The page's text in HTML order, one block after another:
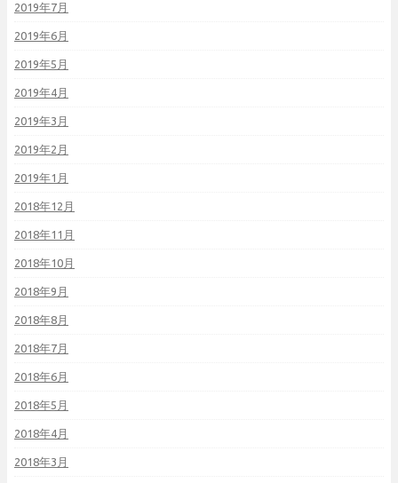
2019年7月
2019年6月
2019年5月
2019年4月
2019年3月
2019年2月
2019年1月
2018年12月
2018年11月
2018年10月
2018年9月
2018年8月
2018年7月
2018年6月
2018年5月
2018年4月
2018年3月